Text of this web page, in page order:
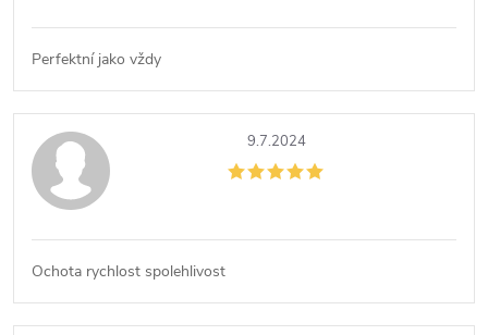
Perfektní jako vždy
9.7.2024
Ochota rychlost spolehlivost